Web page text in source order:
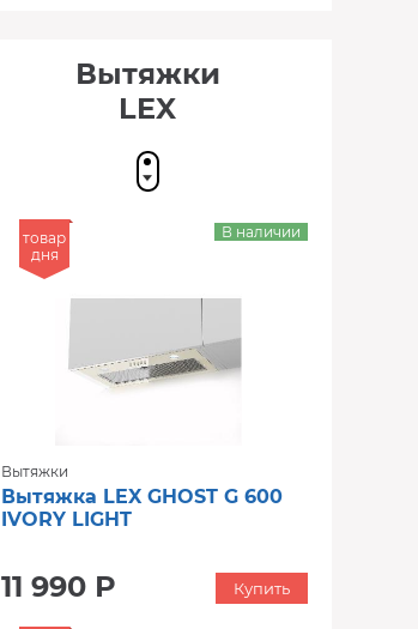
Вытяжки
LEX
товар
дня
Вытяжки
Вытяжка LEX GHOST G 600
IVORY LIGHT
11 990 Р
В наличии
Купить